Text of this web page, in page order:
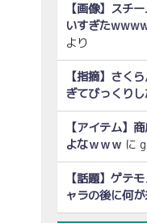
【画像】スチ
いすぎた
より
【指摘】さく
ぎてびっくり
【アイテム】
よなｗｗｗ に
【話題】ゲテ
ャラの後に何